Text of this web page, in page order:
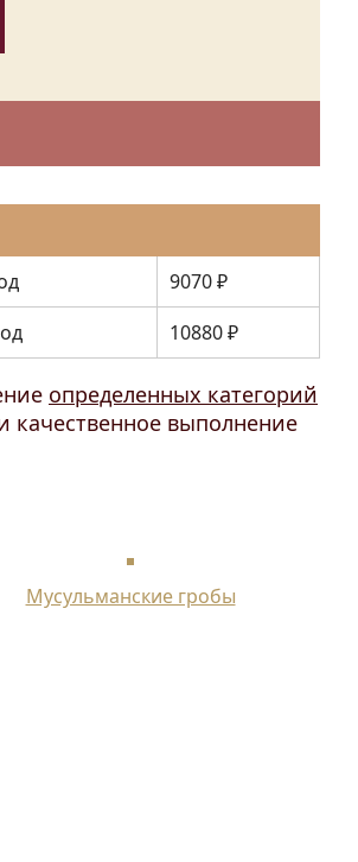
9070 ₽
10880 ₽
определенных категорий
качественное выполнение
Мусульманские гробы